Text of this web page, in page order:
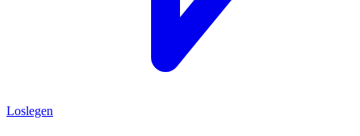
Loslegen